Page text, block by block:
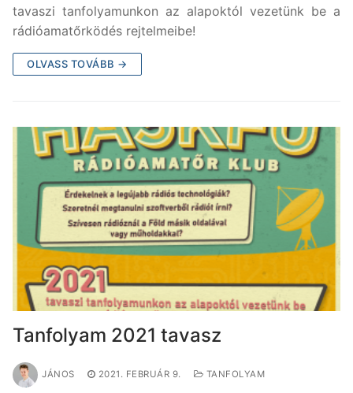
tavaszi tanfolyamunkon az alapoktól vezetünk be a
rádióamatőrködés rejtelmeibe!
OLVASS TOVÁBB →
Tanfolyam 2021 tavasz
JÁNOS 2021. FEBRUÁR 9. TANFOLYAM